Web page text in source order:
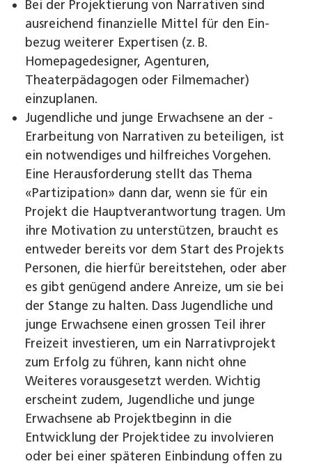
Bei der Projektierung von Narrativen sind
ausreichend finanzielle Mittel für den Ein­
bezug weiterer Expertisen (z. B.
Homepagedesigner, Agenturen,
Theaterpädagogen oder Filmemacher)
einzuplanen.
Jugendliche und junge Erwachsene an der ­
Erarbeitung von Narrativen zu beteiligen, ist
ein notwen­diges und hilfreiches Vorgehen.
Eine Herausforderung stellt das Thema
«Partizipation» dann dar, wenn sie für ein
Projekt die Hauptverantwortung tragen. Um
ihre Motivation zu unterstützen, braucht es
ent­weder bereits vor dem Start des Projekts
Personen, die hierfür bereitstehen, oder aber
es gibt genügend andere An­reize, um sie bei
der Stange zu halten. Dass Jugendliche und
junge Erwachsene einen grossen Teil ihrer
Freizeit investieren, um ein Narrativ­projekt
zum Erfolg zu führen, kann nicht ohne
Weiteres vorausgesetzt werden. Wichtig
erscheint ­zudem, Jugendliche und junge
Erwachsene ab Projektbeginn in die
Entwicklung der Projektidee zu involvieren
oder bei einer späteren Einbindung offen zu